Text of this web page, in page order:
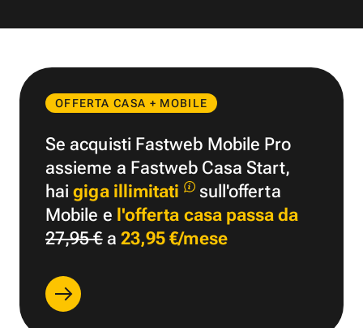
OFFERTA CASA + MOBILE
Se acquisti Fastweb Mobile Pro
assieme a Fastweb Casa Start,
haigiga illimitati
sull'offerta
Mobile e l'offerta casa passa da
27,95 €a 23,95 €/mese